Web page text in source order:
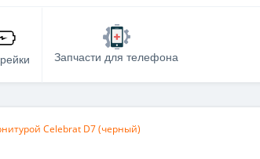
Запчасти для телефона
Celebrat D7 (черный)